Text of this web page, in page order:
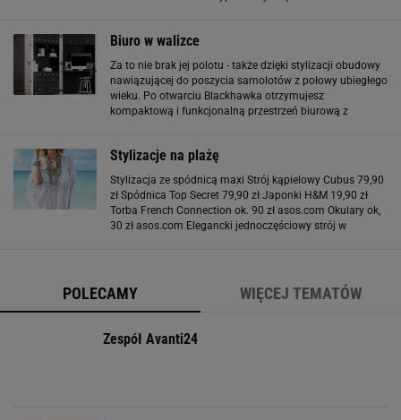
nudne
Biuro w walizce
Za to nie brak jej polotu - także dzięki stylizacji obudowy
nawiązującej do poszycia samolotów z połowy ubiegłego
wieku. Po otwarciu Blackhawka otrzymujesz
kompaktową i funkcjonalną przestrzeń biurową z
Stylizacje na plażę
Stylizacja ze spódnicą maxi Strój kąpielowy Cubus 79,90
zł Spódnica Top Secret 79,90 zł Japonki H&M 19,90 zł
Torba French Connection ok. 90 zł asos.com Okulary ok,
30 zł asos.com Elegancki jednoczęściowy strój w
POLECAMY WIĘCEJ TEMATÓW
Zespół Avanti24